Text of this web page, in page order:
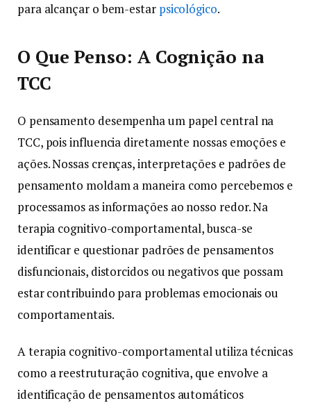
para alcançar o bem-estar psicológico.
O Que Penso: A Cognição na
TCC
O pensamento desempenha um papel central na
TCC, pois influencia diretamente nossas emoções e
ações. Nossas crenças, interpretações e padrões de
pensamento moldam a maneira como percebemos e
processamos as informações ao nosso redor. Na
terapia cognitivo-comportamental, busca-se
identificar e questionar padrões de pensamentos
disfuncionais, distorcidos ou negativos que possam
estar contribuindo para problemas emocionais ou
comportamentais.
A terapia cognitivo-comportamental utiliza técnicas
como a reestruturação cognitiva, que envolve a
identificação de pensamentos automáticos